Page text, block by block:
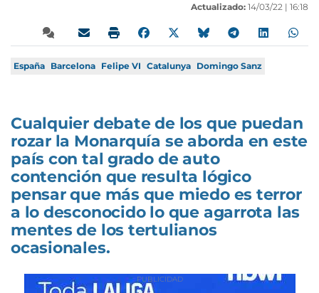
Actualizado: 14/03/22 | 16:18
España Barcelona Felipe VI Catalunya Domingo Sanz
Cualquier debate de los que puedan
rozar la Monarquía se aborda en este
país con tal grado de auto
contención que resulta lógico
pensar que más que miedo es terror
a lo desconocido lo que agarrota las
mentes de los tertulianos
ocasionales.